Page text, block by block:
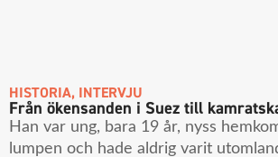
HISTORIA, INTERVJU
Från ökensanden i Suez till
Han var ung, bara 19 år, nyss
lumpen och hade aldrig varit